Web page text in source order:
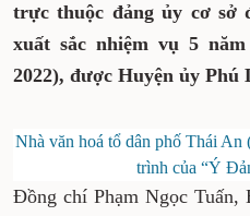
trực thuộc đảng ủy cơ sở
xuất sắc nhiệm vụ 5
2022), được Huyện ủy Phú
Nhà văn hoá tổ dân phố Thái
trình của “Ý
Đồng chí Phạm Ngọc